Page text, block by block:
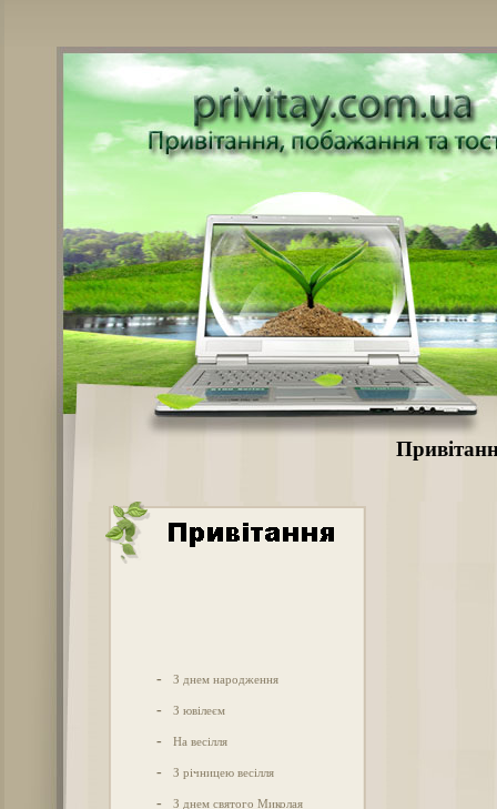
- З днем народження
- З ювілеєм
- На весілля
- З річницею весілля
- З днем святого Миколая